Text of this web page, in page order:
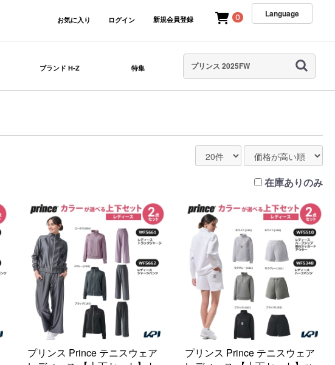
お気に入り ログイン 新規会員登録 0 Language
ブランド H-Z 特集
在庫ありのみ
プリンス Prince テニスウェア
プリンス Prince テニスウェア